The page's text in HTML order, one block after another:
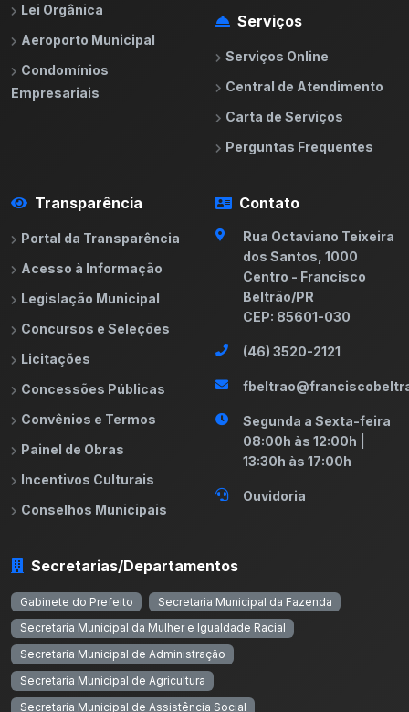
Lei Orgânica
Aeroporto Municipal
Condomínios
Empresariais
Serviços
Serviços Online
Central de Atendimento
Carta de Serviços
Perguntas Frequentes
Transparência
Portal da Transparência
Acesso à Informação
Legislação Municipal
Concursos e Seleções
Licitações
Concessões Públicas
Convênios e Termos
Painel de Obras
Incentivos Culturais
Conselhos Municipais
Contato
Rua Octaviano Teixeira
dos Santos, 1000
Centro - Francisco
Beltrão/PR
CEP: 85601-030
(46) 3520-2121
Segunda a Sexta-feira
08:00h às 12:00h |
13:30h às 17:00h
Ouvidoria
Secretarias/Departamentos
Gabinete do Prefeito
Secretaria Municipal da Fazenda
Secretaria Municipal da Mulher e Igualdade Racial
Secretaria Municipal de Administração
Secretaria Municipal de Agricultura
Secretaria Municipal de Assistência Social